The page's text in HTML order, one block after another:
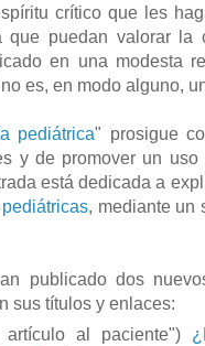
crítico que les
que puedan valorar
en una modesta
es, en modo alguno,
pediátrica" prosigue
y de promover un
está dedicada a
, mediante un
publicado dos
sus títulos y enlaces:
al paciente")